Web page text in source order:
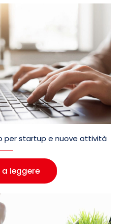
per startup e nuove attività
leggere